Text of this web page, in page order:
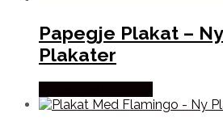
Papegje Plakat –
Plakater